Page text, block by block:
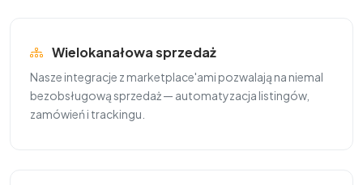
Wielokanałowa sprzedaż
Nasze integracje z marketplace'ami pozwalają na niemal
bezobsługową sprzedaż — automatyzacja listingów,
zamówień i trackingu.